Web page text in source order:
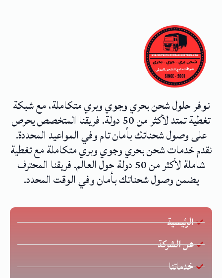
نوفر حلول شحن بحري وجوي وبري متكاملة، مع شبكة
تغطية تمتد لأكثر من 50 دولة. فريقنا المتخصص يحرص
على وصول شحناتك بأمان تام وفي المواعيد المحددة.
نقدم خدمات شحن بحري وجوي وبري متكاملة مع تغطية
شاملة لأكثر من 50 دولة حول العالم. فريقنا المحترف
يضمن وصول شحناتك بأمان وفي الوقت المحدد.
الرئيسية
عن الشركة
خدماتنا